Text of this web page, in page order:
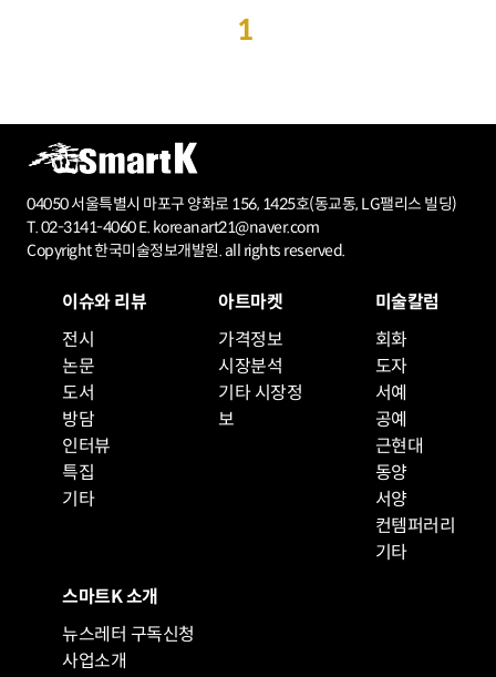
1
04050 서울특별시 마포구 양화로 156, 1425호(동교동, LG팰리스 빌딩)
T. 02-3141-4060 E. koreanart21@naver.com
Copyright 한국미술정보개발원. all rights reserved.
이슈와 리뷰
전시
논문
도서
방담
인터뷰
특집
기타
아트마켓
가격정보
시장분석
기타 시장정
보
미술칼럼
회화
도자
서예
공예
근현대
동양
서양
컨템퍼러리
기타
스마트K 소개
뉴스레터 구독신청
사업소개